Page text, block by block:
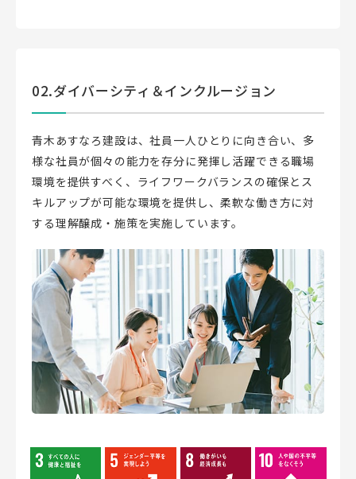
02.ダイバーシティ＆インクルージョン
青木あすなろ建設は、社員一人ひとりに向き合い、多
様な社員が個々の能力を存分に発揮し活躍できる職場
環境を提供すべく、ライフワークバランスの確保とス
キルアップが可能な環境を提供し、柔軟な働き方に対
する理解醸成・施策を実施しています。